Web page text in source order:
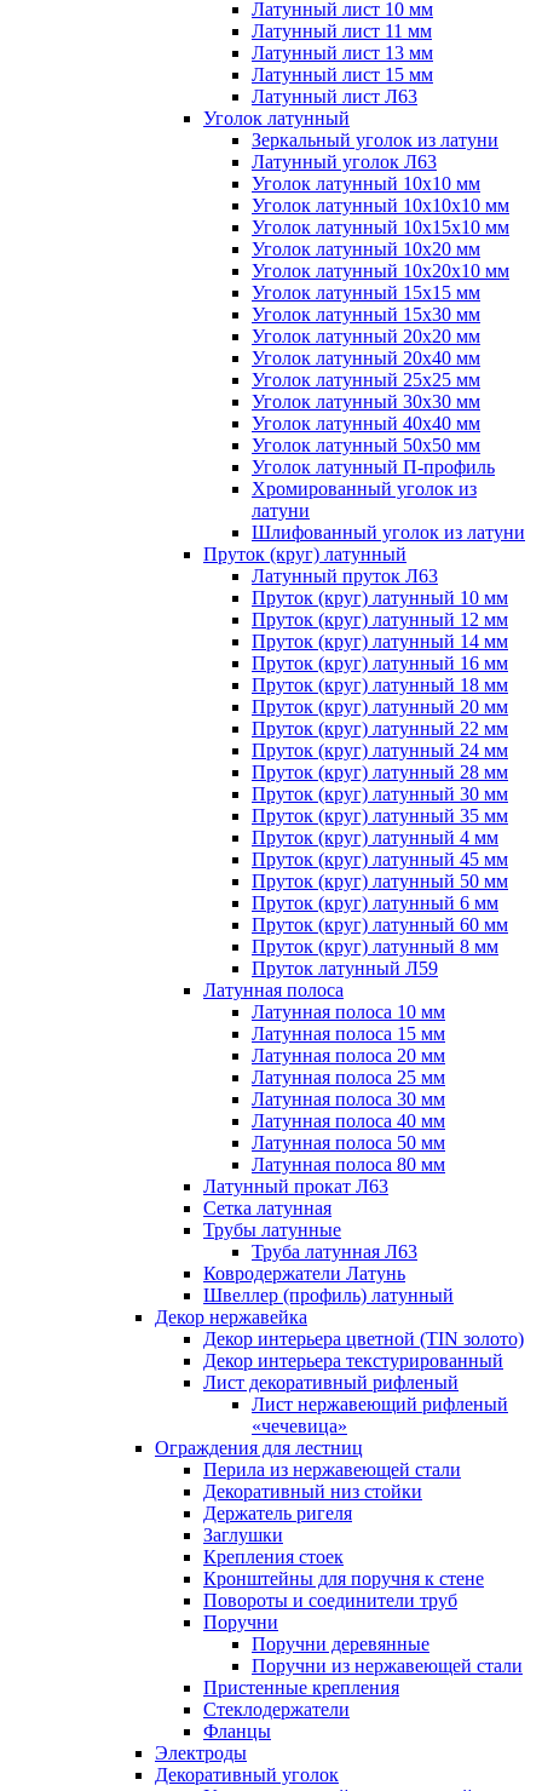
Латунный лист 10 мм
Латунный лист 11 мм
Латунный лист 13 мм
Латунный лист 15 мм
Латунный лист Л63
Уголок латунный
Зеркальный уголок из латуни
Латунный уголок Л63
Уголок латунный 10x10 мм
Уголок латунный 10x10x10 мм
Уголок латунный 10x15x10 мм
Уголок латунный 10x20 мм
Уголок латунный 10x20x10 мм
Уголок латунный 15x15 мм
Уголок латунный 15x30 мм
Уголок латунный 20x20 мм
Уголок латунный 20x40 мм
Уголок латунный 25x25 мм
Уголок латунный 30x30 мм
Уголок латунный 40x40 мм
Уголок латунный 50x50 мм
Уголок латунный П-профиль
Хромированный уголок из
латуни
Шлифованный уголок из латуни
Пруток (круг) латунный
Латунный пруток Л63
Пруток (круг) латунный 10 мм
Пруток (круг) латунный 12 мм
Пруток (круг) латунный 14 мм
Пруток (круг) латунный 16 мм
Пруток (круг) латунный 18 мм
Пруток (круг) латунный 20 мм
Пруток (круг) латунный 22 мм
Пруток (круг) латунный 24 мм
Пруток (круг) латунный 28 мм
Пруток (круг) латунный 30 мм
Пруток (круг) латунный 35 мм
Пруток (круг) латунный 4 мм
Пруток (круг) латунный 45 мм
Пруток (круг) латунный 50 мм
Пруток (круг) латунный 6 мм
Пруток (круг) латунный 60 мм
Пруток (круг) латунный 8 мм
Пруток латунный Л59
Латунная полоса
Латунная полоса 10 мм
Латунная полоса 15 мм
Латунная полоса 20 мм
Латунная полоса 25 мм
Латунная полоса 30 мм
Латунная полоса 40 мм
Латунная полоса 50 мм
Латунная полоса 80 мм
Латунный прокат Л63
Сетка латунная
Трубы латунные
Труба латунная Л63
Ковродержатели Латунь
Швеллер (профиль) латунный
Декор нержавейка
Декор интерьера цветной (TIN золото)
Декор интерьера текстурированный
Лист декоративный рифленый
Лист нержавеющий рифленый
«чечевица»
Ограждения для лестниц
Перила из нержавеющей стали
Декоративный низ стойки
Держатель ригеля
Заглушки
Крепления стоек
Кронштейны для поручня к стене
Повороты и соединители труб
Поручни
Поручни деревянные
Поручни из нержавеющей стали
Пристенные крепления
Стеклодержатели
Фланцы
Электроды
Декоративный уголок